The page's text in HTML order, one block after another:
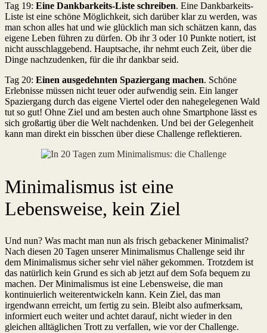
Tag 19: Eine Dankbarkeits-Liste schreiben. Eine Dankbarkeits-
Liste ist eine schöne Möglichkeit, sich darüber klar zu werden, was
man schon alles hat und wie glücklich man sich schätzen kann, das
eigene Leben führen zu dürfen. Ob ihr 3 oder 10 Punkte notiert, ist
nicht ausschlaggebend. Hauptsache, ihr nehmt euch Zeit, über die
Dinge nachzudenken, für die ihr dankbar seid.
Tag 20: Einen ausgedehnten Spaziergang machen. Schöne
Erlebnisse müssen nicht teuer oder aufwendig sein. Ein langer
Spaziergang durch das eigene Viertel oder den nahegelegenen Wald
tut so gut! Ohne Ziel und am besten auch ohne Smartphone lässt es
sich großartig über die Welt nachdenken. Und bei der Gelegenheit
kann man direkt ein bisschen über diese Challenge reflektieren.
Minimalismus ist eine
Lebensweise, kein Ziel
Und nun? Was macht man nun als frisch gebackener Minimalist?
Nach diesen 20 Tagen unserer Minimalismus Challenge seid ihr
dem Minimalismus sicher sehr viel näher gekommen. Trotzdem ist
das natürlich kein Grund es sich ab jetzt auf dem Sofa bequem zu
machen. Der Minimalismus ist eine Lebensweise, die man
kontinuierlich weiterentwickeln kann. Kein Ziel, das man
irgendwann erreicht, um fertig zu sein. Bleibt also aufmerksam,
informiert euch weiter und achtet darauf, nicht wieder in den
gleichen alltäglichen Trott zu verfallen, wie vor der Challenge.